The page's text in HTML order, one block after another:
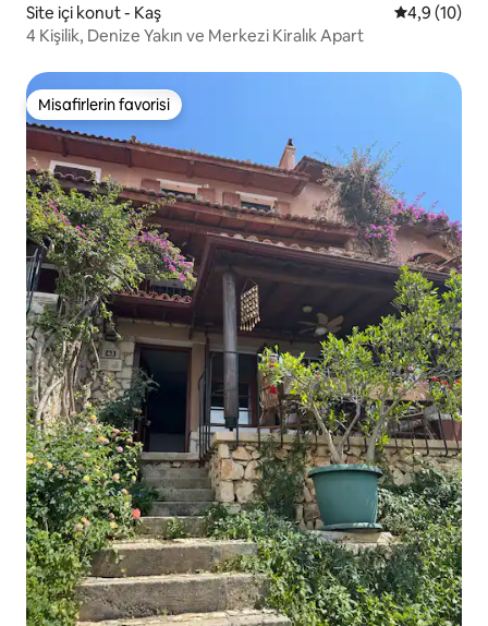
Site içi konut - Kaş 5 üzerinden
4,9 (10)
4 Kişilik, Denize Yakın ve Merkezi Kiralık Apart
Misafirlerin favorisi
Misafirlerin favorisi